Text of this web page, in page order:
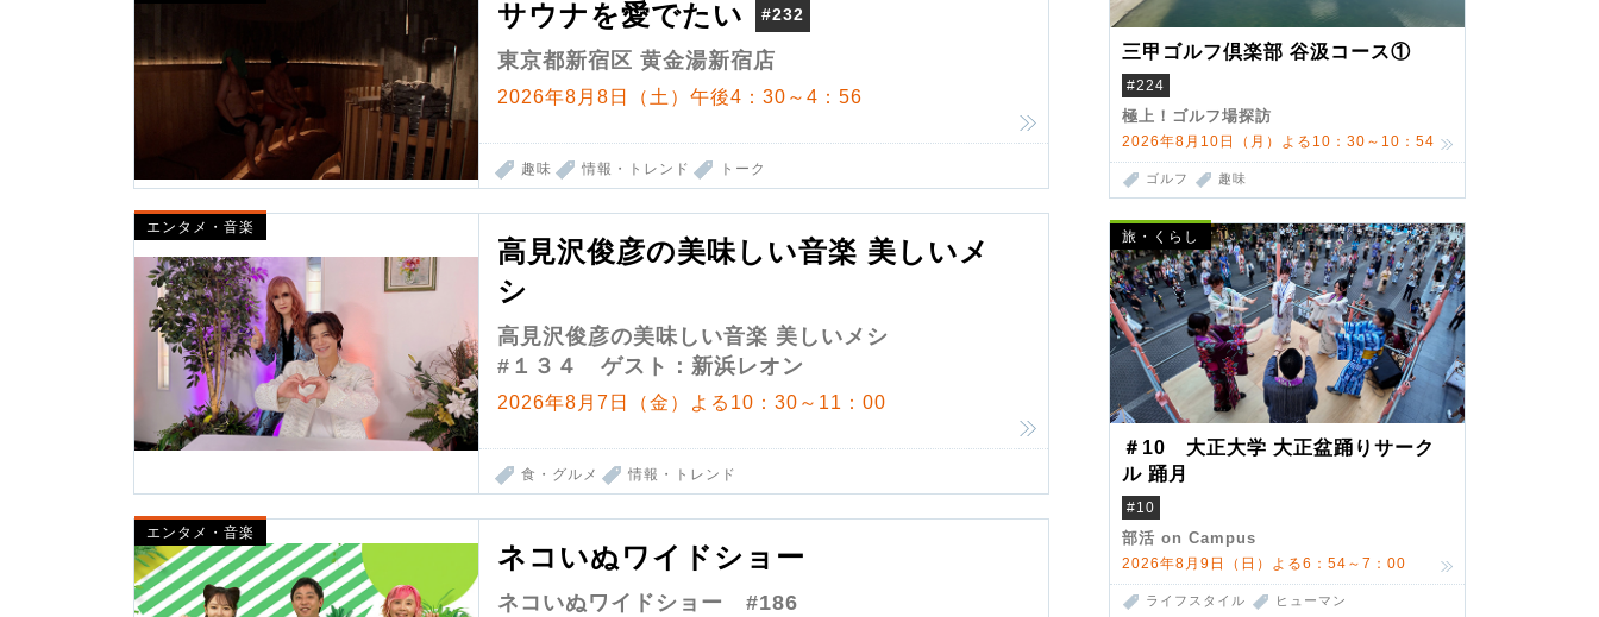
サウナを愛でたい #232
東京都新宿区 黄金湯新宿店
2026年8月8日（土）午後4：30～4：56
趣味 情報・トレンド トーク
エンタメ・音楽
高見沢俊彦の美味しい音楽 美しいメ
シ
高見沢俊彦の美味しい音楽 美しいメシ
#１３４ ゲスト：新浜レオン
2026年8月7日（金）よる10：30～11：00
食・グルメ 情報・トレンド
エンタメ・音楽
ネコいぬワイドショー
ネコいぬワイドショー #186
三甲ゴルフ倶楽部 谷汲コース①
#224
極上！ゴルフ場探訪
2026年8月10日（月）よる10：30～10：54
ゴルフ 趣味
旅・くらし
＃10 大正大学 大正盆踊りサーク
ル 踊月
#10
部活 on Campus
2026年8月9日（日）よる6：54～7：00
ライフスタイル ヒューマン